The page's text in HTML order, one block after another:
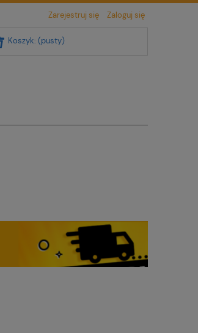
Zarejestruj się Zaloguj się
Koszyk: (pusty)